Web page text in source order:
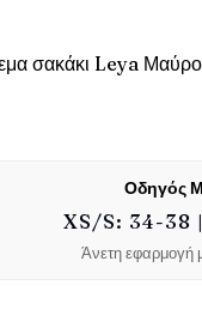
σακάκι Leya Μαύρο
Οδηγός
XS/S: 34-38
Άνετη εφαρμογή